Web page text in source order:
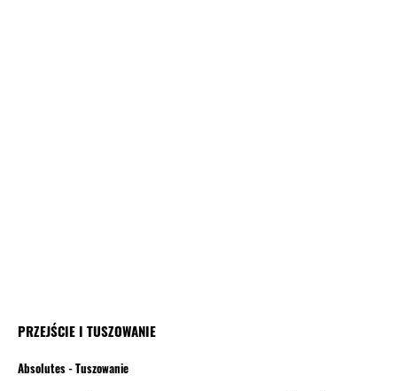
PRZEJŚCIE I TUSZOWANIE
Absolutes - Tuszowanie